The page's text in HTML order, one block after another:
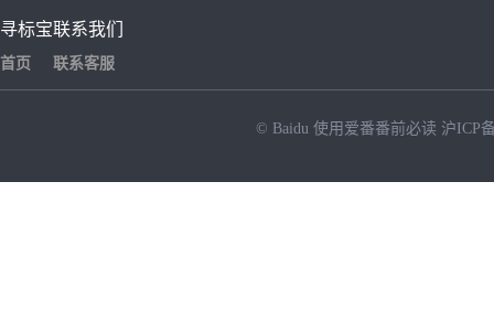
寻标宝
首页
联系我们
联系客服
© Baidu 使用爱番番前必读 沪ICP